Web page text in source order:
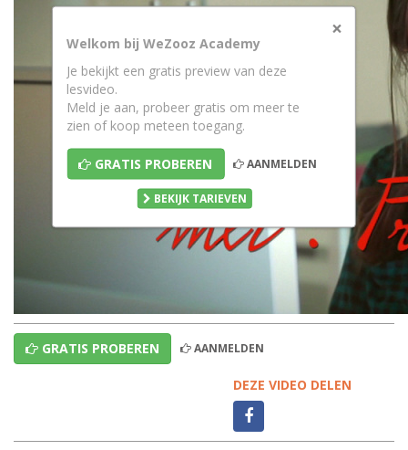
×
Welkom bij WeZooz Academy
Je bekijkt een gratis preview van deze
lesvideo.
Meld je aan, probeer gratis om meer te
zien of koop meteen toegang.
GRATIS PROBEREN AANMELDEN
BEKIJK TARIEVEN
GRATIS PROBEREN AANMELDEN
DEZE VIDEO DELEN